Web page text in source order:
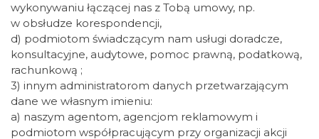
wykonywaniu łączącej nas z Tobą umowy, np.
w obsłudze korespondencji,
d) podmiotom świadczącym nam usługi doradcze,
konsultacyjne, audytowe, pomoc prawną, podatkową,
rachunkową ;
3) innym administratorom danych przetwarzającym
dane we własnym imieniu:
a) naszym agentom, agencjom reklamowym i
podmiotom współpracującym przy organizacji akcji